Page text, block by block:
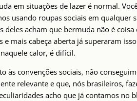
em situações de lazer é normal.
usando roupas sociais em qualquer
deles acham que bermuda não é
e mais cabeça aberta já superaram
calor, é difícil.
às convenções sociais, não
relevante e que, nós brasileiros,
acho que já contamos no